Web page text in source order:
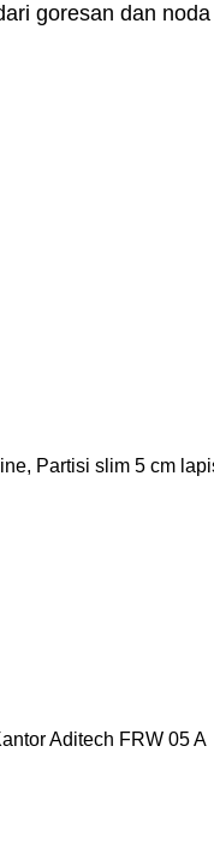
goresan dan
Partisi slim 5 cm
Aditech FRW 05 A